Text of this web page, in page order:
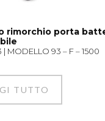
rimorchio porta
| MODELLO 93 – F – 1500
TUTTO